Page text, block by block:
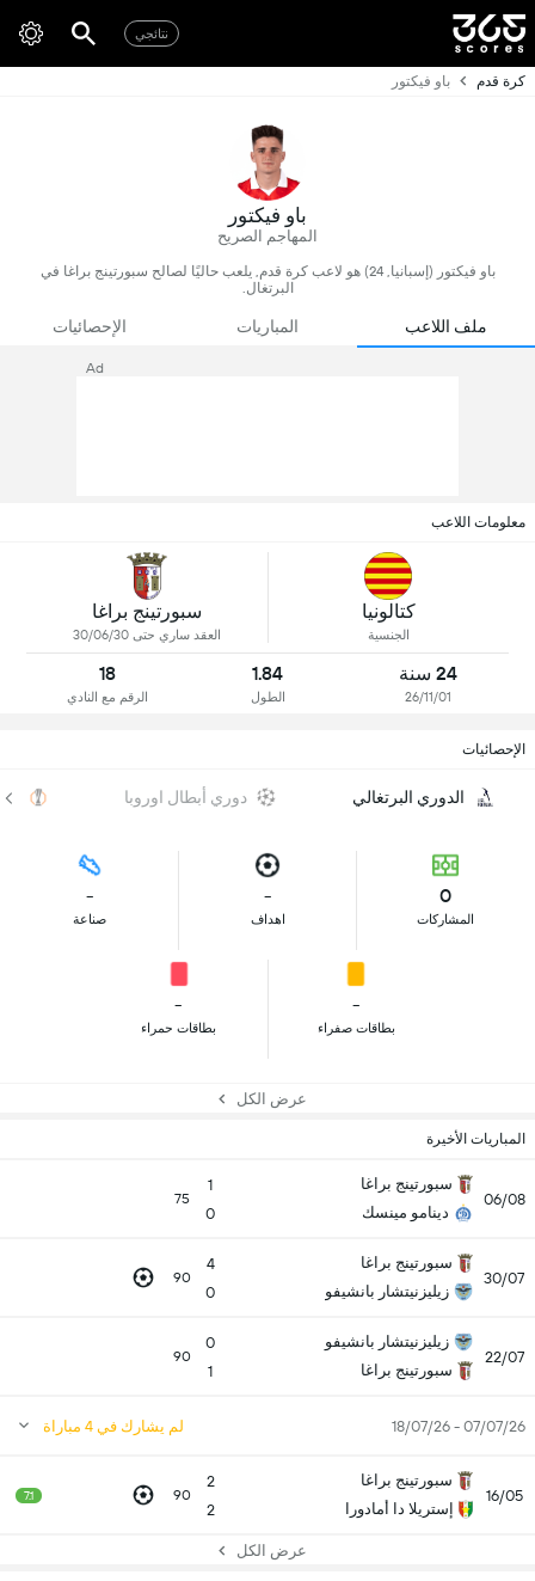
نتائجي
كرة قدم باو فيكتور
باو فيكتور
المهاجم الصريح
باو فيكتور (إسبانيا, 24) هو لاعب كرة قدم, يلعب حاليًا لصالح سبورتينج براغا في
البرتغال.
ملف اللاعب المباريات الإحصائيات
Ad
معلومات اللاعب
كتالونيا
الجنسية
سبورتينج براغا
العقد ساري حتى 30/06/30
24 سنة
26/11/01
1.84
الطول
18
الرقم مع النادي
الإحصائيات
الدوري البرتغالي دوري أبطال اوروبا
0
المشاركات
-
اهداف
-
صناعة
-
بطاقات صفراء
-
بطاقات حمراء
عرض الكل
المباريات الأخيرة
06/08
سبورتينج براغا
دينامو مينسك
1
0
75
30/07
سبورتينج براغا
زيليزنيتشار بانشيفو
4
0
90
22/07
زيليزنيتشار بانشيفو
سبورتينج براغا
0
1
90
07/07/26 - 18/07/26 لم يشارك في 4 مباراة
16/05
سبورتينج براغا
إستريلا دا أمادورا
2
2
90
7.1
عرض الكل